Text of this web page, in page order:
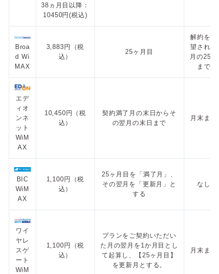
38ヵ月目以降：
10450円(税込)
Broa
d Wi
MAX
3,883円（税
込）
25ヶ月目
解約を希
望される
月の25日
まで
エデ
ィオ
ンネ
ット
WiM
AX
10,450円（税
込）
契約満了月の末日からそ
の翌月の末日まで
月末まで
BIC
WiM
AX
1,100円（税
込）
25ヶ月目を「満了月」、
その翌月を「更新月」と
する
なし
ワイ
ヤレ
スゲ
ート
WiM
1,100円（税
込）
プランをご契約いただい
た月の翌月を1か月目とし
て起算し、【25ヶ月目】
を更新月とする。
月末まで